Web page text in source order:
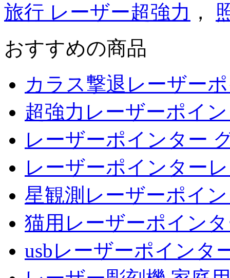
旅行 レーザー超強力 ，
おすすめの商品
カラス撃退レーザー
超強力レーザーポイ
レーザーポインター
レーザーポインター
星観測レーザーポイ
猫用レーザーポイン
usbレーザーポインタ